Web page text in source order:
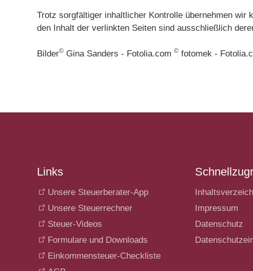
Trotz sorgfältiger inhaltlicher Kontrolle übernehmen wir
den Inhalt der verlinkten Seiten sind ausschließlich
Bilder© Gina Sanders - Fotolia.com © fotomek -
Links
Unsere Steuerberater-App
Unsere Steuerrechner
Steuer-Videos
Formulare und Downloads
Einkommensteuer-Checkliste
Impressum
Datenschutz